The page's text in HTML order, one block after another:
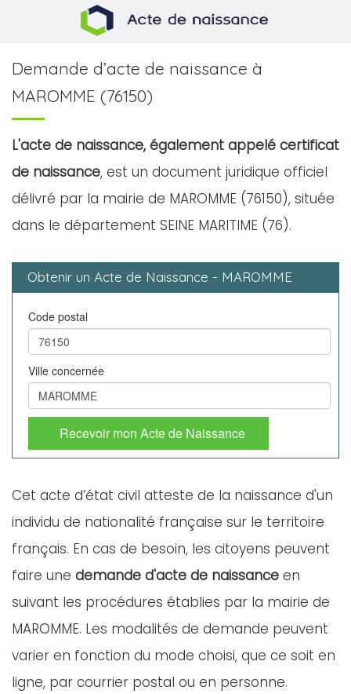
Demande d’acte de naissance à
MAROMME (76150)
L'acte de naissance, également appelé certificat
de naissance, est un document juridique officiel
délivré par la mairie de MAROMME (76150), située
dans le département SEINE MARITIME (76).
Obtenir un Acte de Naissance - MAROMME
Code postal
Ville concernée
Recevoir mon Acte de Naissance
Cet acte d’état civil atteste de la naissance d'un
individu de nationalité française sur le territoire
français. En cas de besoin, les citoyens peuvent
faire une demande d'acte de naissance en
suivant les procédures établies par la mairie de
MAROMME. Les modalités de demande peuvent
varier en fonction du mode choisi, que ce soit en
ligne, par courrier postal ou en personne.